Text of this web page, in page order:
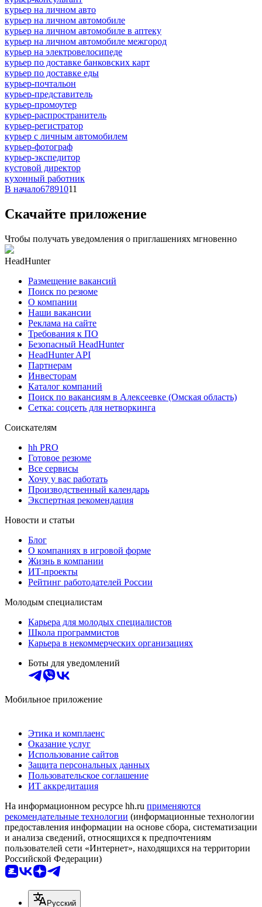
курьер на личном авто
курьер на личном автомобиле
курьер на личном автомобиле в аптеку
курьер на личном автомобиле межгород
курьер на электровелосипеде
курьер по доставке банковских карт
курьер по доставке еды
курьер-почтальон
курьер-представитель
курьер-промоутер
курьер-распространитель
курьер-регистратор
курьер с личным автомобилем
курьер-фотограф
курьер-экспедитор
кустовой директор
кухонный работник
В начало67891011
Скачайте приложение
Чтобы получать уведомления о приглашениях мгновенно
HeadHunter
Размещение вакансий
Поиск по резюме
О компании
Наши вакансии
Реклама на сайте
Требования к ПО
Безопасный HeadHunter
HeadHunter API
Партнерам
Инвесторам
Каталог компаний
Поиск по вакансиям в Алексеевке (Омская область)
Сетка: соцсеть для нетворкинга
Соискателям
hh PRO
Готовое резюме
Все сервисы
Хочу у вас работать
Производственный календарь
Экспертная рекомендация
Новости и статьи
Блог
О компаниях в игровой форме
Жизнь в компании
ИТ-проекты
Рейтинг работодателей России
Молодым специалистам
Карьера для молодых специалистов
Школа программистов
Карьера в некоммерческих организациях
Боты для уведомлений
Мобильное приложение
Этика и комплаенс
Оказание услуг
Использование сайтов
Защита персональных данных
Пользовательское соглашение
ИТ аккредитация
На информационном ресурсе hh.ru применяются
рекомендательные технологии (информационные технологии
предоставления информации на основе сбора, систематизации
и анализа сведений, относящихся к предпочтениям
пользователей сети «Интернет», находящихся на территории
Российской Федерации)
Русский